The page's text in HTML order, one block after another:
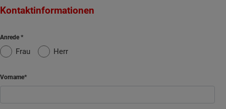
Kontaktinformationen
Anrede
Frau Herr
Vorname